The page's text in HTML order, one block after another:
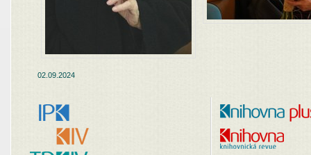
02.09.2024